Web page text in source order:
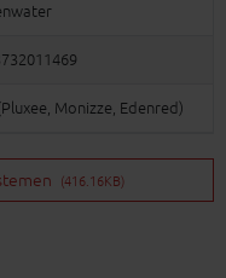
Monizze, Edenred)
(416.16KB)